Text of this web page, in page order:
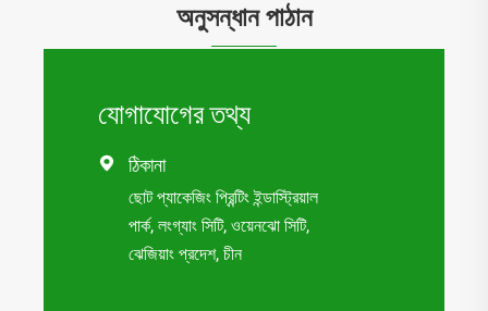
অনুসন্ধান পাঠান
যোগাযোগের তথ্য
 ঠিকানা
ছোট প্যাকেজিং প্রিন্টিং ইন্ডাস্ট্রিয়াল
পার্ক, লংগ্যাং সিটি, ওয়েনঝো সিটি,
ঝেজিয়াং প্রদেশ, চীন